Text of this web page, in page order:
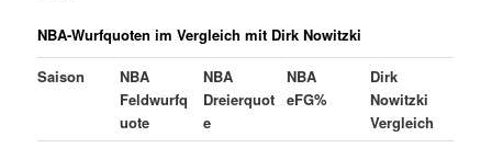
NBA-Wurfquoten im Vergleich mit Dirk Nowitzki
Saison
NBA
Feldwurfq
uote
NBA
Dreierquot
e
NBA
eFG%
Dirk
Nowitzki
Vergleich